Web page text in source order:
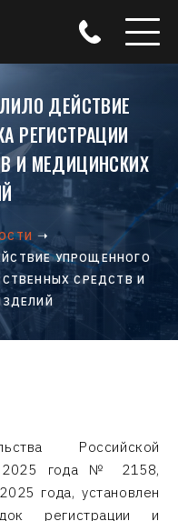
ДЕЙСТВИЕ
РЕГИСТРАЦИИ
И МЕДИЦИНСКИХ
УПРОЩЕННОГО
СРЕДСТВ И
Российской
2025 года № 2158,
года, установлен
регистрации и